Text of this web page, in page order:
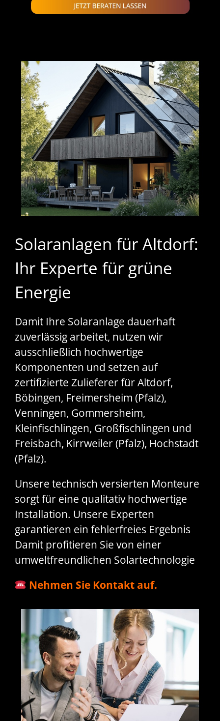
Solaranlagen für Altdorf:
Ihr Experte für grüne
Energie
Damit Ihre Solaranlage dauerhaft
zuverlässig arbeitet, nutzen wir
ausschließlich hochwertige
Komponenten und setzen auf
zertifizierte Zulieferer für Altdorf,
Böbingen, Freimersheim (Pfalz),
Venningen, Gommersheim,
Kleinfischlingen, Großfischlingen und
Freisbach, Kirrweiler (Pfalz), Hochstadt
(Pfalz).
Unsere technisch versierten Monteure
sorgt für eine qualitativ hochwertige
Installation. Unsere Experten
garantieren ein fehlerfreies Ergebnis
Damit profitieren Sie von einer
umweltfreundlichen Solartechnologie
Nehmen Sie Kontakt auf.